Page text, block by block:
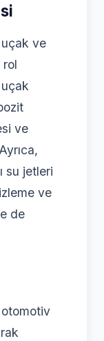
ve
rol
ve
su jetleri
ve
de